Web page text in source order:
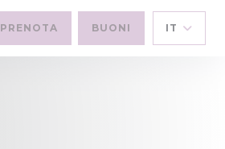
PRENOTA BUONI IT